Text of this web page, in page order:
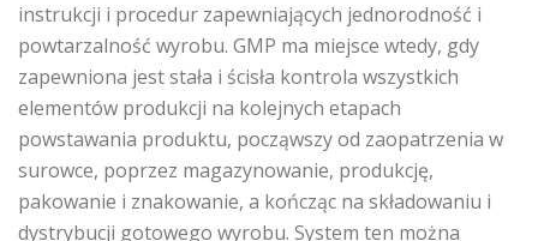
instrukcji i procedur zapewniających jednorodność i
powtarzalność wyrobu. GMP ma miejsce wtedy, gdy
zapewniona jest stała i ścisła kontrola wszystkich
elementów produkcji na kolejnych etapach
powstawania produktu, począwszy od zaopatrzenia w
surowce, poprzez magazynowanie, produkcję,
pakowanie i znakowanie, a kończąc na składowaniu i
dystrybucji gotowego wyrobu. System ten można